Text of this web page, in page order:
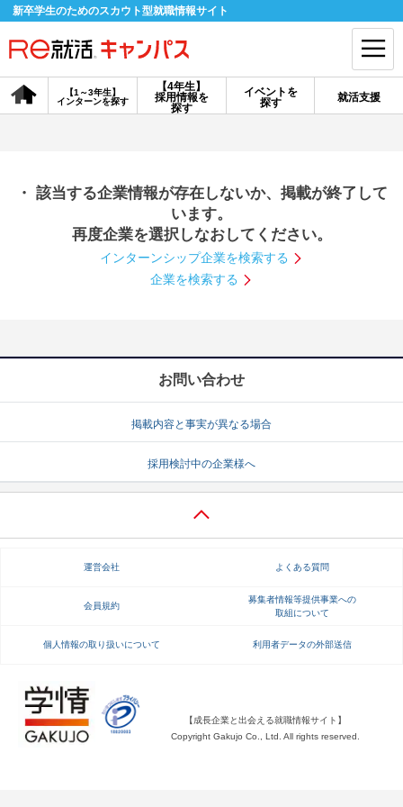
新卒学生のためのスカウト型就職情報サイト
【4年生】
採用情報を
探す
【1～3年生】
インターンを探す
イベントを
探す
就活支援
会員登録 ログイン
探す
【4年生】
説明会を探す
インターンを探す
就活ノウハウ・サポート
就活ノウハウが満載！ お役立ち記事・相談室など
就活ニュースペーパー よくある質問
不明点があればこちら
・ 該当する企業情報が存在しないか、掲載が終了して
います。
再度企業を選択しなおしてください。
インターンシップ企業を検索する
企業を検索する
お問い合わせ
掲載内容と事実が異なる場合
採用検討中の企業様へ
運営会社 よくある質問
会員規約
募集者情報等提供事業への
取組について
個人情報の取り扱いについて 利用者データの外部送信
【成長企業と出会える就職情報サイト】
Copyright Gakujo Co., Ltd. All rights reserved.